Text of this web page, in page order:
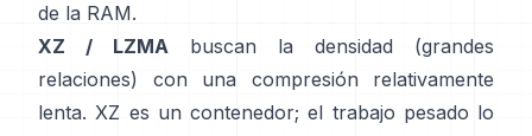
de la RAM.
XZ / LZMA buscan la densidad (grandes
relaciones) con una compresión relativamente
lenta. XZ es un contenedor; el trabajo pesado lo